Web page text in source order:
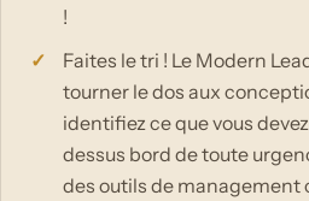
!
Faites le tri ! Le Modern
tourner le dos aux
identifiez ce que vous
dessus bord de toute
des outils de management